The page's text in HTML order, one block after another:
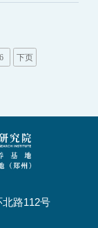
6 下页
路112号